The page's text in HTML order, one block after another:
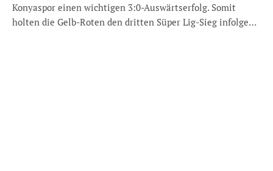
Konyaspor einen wichtigen 3:0-Auswärtserfolg. Somit
holten die Gelb-Roten den dritten Süper Lig-Sieg infolge…